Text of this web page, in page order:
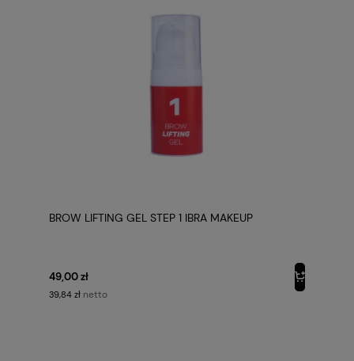
BROW LIFTING GEL STEP 1 IBRA MAKEUP
49,00 zł
39,84 zł netto